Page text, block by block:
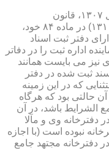
به تبعیت از قانون دفاتر اسناد رسمی سال ۱۳۰۷، قانون
جدیدالتصویب (قانون ثبت اسناد و املاك ۱۳۱۰) در ماده ۸۴ خود،
دفتر ثبت اسناد
اداره ثبت را در دفاتر
نیز می بایست همانند
ثبت شده در دفتر
كه در این زمینه
بود و آن حالتی بود كه هرگاه
الشرایط باشد، در آن
دفترخانه وی و مآلا
نبوده است (با اجازه
دفترخانه مجتهد جامع